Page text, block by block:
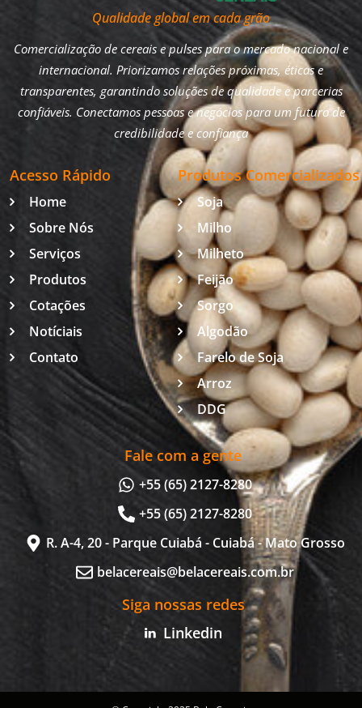
Qualidade global em cada grão
Comercialização de cereais e pulses para o mercado nacional e
internacional. Priorizamos relações próximas, éticas e
transparentes, garantindo soluções de qualidade e parcerias
confiáveis. Conectamos pessoas e negócios para um futuro de
credibilidade e confiança
Acesso Rápido
Home
Sobre Nós
Serviços
Produtos
Cotações
Notíciais
Contato
Produtos Comercializados
Soja
Milho
Milheto
Feijão
Sorgo
Algodão
Farelo de Soja
Arroz
DDG
Fale com a gente
+55 (65) 2127-8280
+55 (65) 2127-8280
R. A-4, 20 - Parque Cuiabá - Cuiabá - Mato Grosso
belacereais@belacereais.com.br
Siga nossas redes
Linkedin